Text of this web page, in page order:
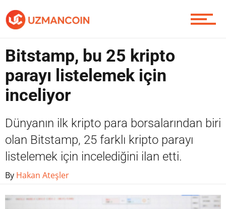
Soru Sor
Contact / İletişim
Bitstamp, bu 25 kripto
parayı listelemek için
inceliyor
Dünyanın ilk kripto para borsalarından biri
olan Bitstamp, 25 farklı kripto parayı
listelemek için incelediğini ilan etti.
By Hakan Ateşler